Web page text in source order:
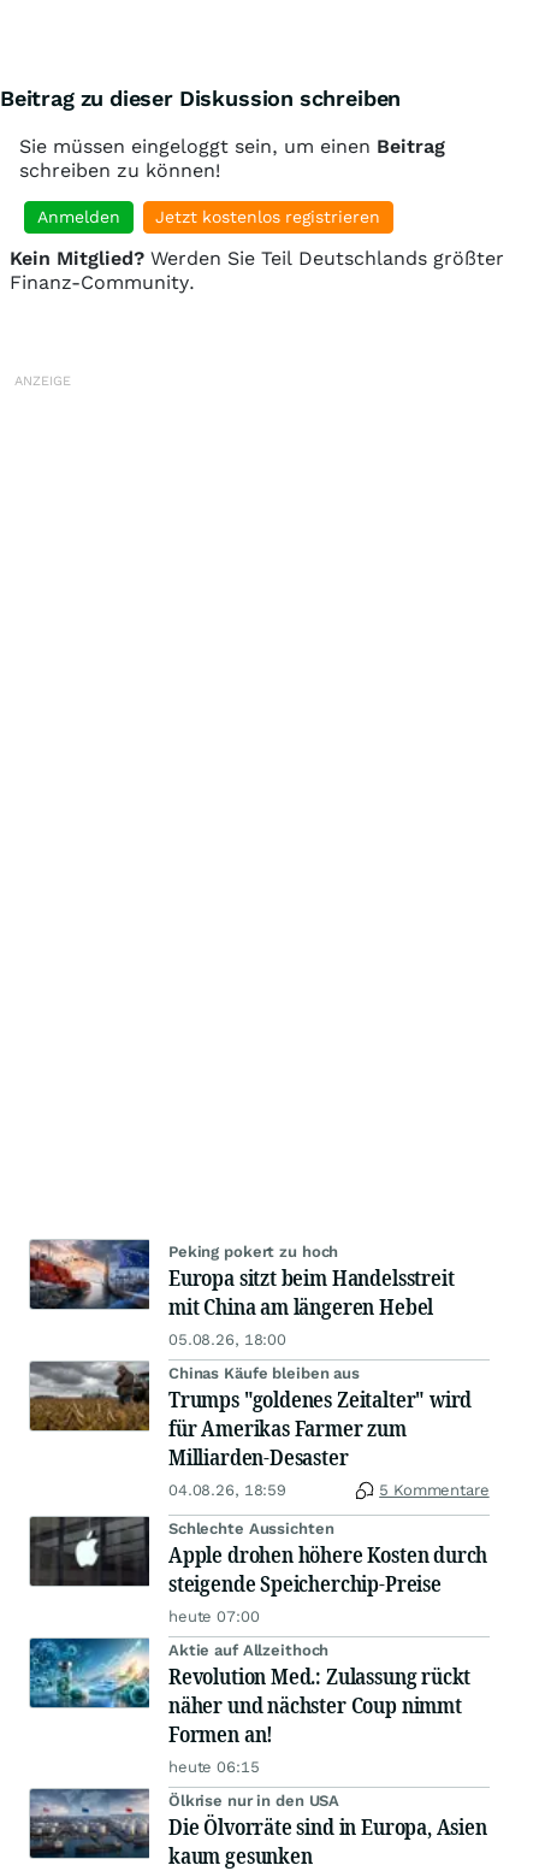
Beitrag zu dieser Diskussion schreiben
Sie müssen eingeloggt sein, um einen Beitrag
schreiben zu können!
Anmelden Jetzt kostenlos registrieren
Kein Mitglied? Werden Sie Teil Deutschlands größter
Finanz-Community.
Peking pokert zu hoch
Europa sitzt beim Handelsstreit
mit China am längeren Hebel
05.08.26, 18:00
Chinas Käufe bleiben aus
Trumps "goldenes Zeitalter" wird
für Amerikas Farmer zum
Milliarden-Desaster
04.08.26, 18:59 5 Kommentare
Schlechte Aussichten
Apple drohen höhere Kosten durch
steigende Speicherchip-Preise
heute 07:00
Aktie auf Allzeithoch
Revolution Med.: Zulassung rückt
näher und nächster Coup nimmt
Formen an!
heute 06:15
Ölkrise nur in den USA
Die Ölvorräte sind in Europa, Asien
kaum gesunken